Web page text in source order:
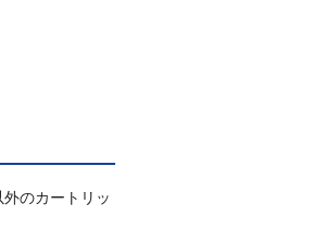
のカートリッ